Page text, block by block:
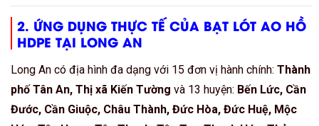
2. ỨNG DỤNG THỰC TẾ CỦA BẠT LÓT AO HỒ
HDPE TẠI LONG AN
Long An có địa hình đa dạng với 15 đơn vị hành chính: Thành
phố Tân An, Thị xã Kiến Tường và 13 huyện: Bến Lức, Cần
Đước, Cần Giuộc, Châu Thành, Đức Hòa, Đức Huệ, Mộc